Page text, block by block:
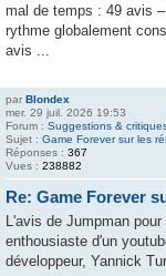
mal de temps : 49 avis
rythme globalement
avis ...
par Blondex
mer. 29 juil. 2026 19:53
Forum : Suggestions &
Sujet : Game Forever sur les
Réponses : 367
Vues : 238882
Re: Game Forever
L'avis de Jumpman
enthousiaste d'un
développeur, Yannick